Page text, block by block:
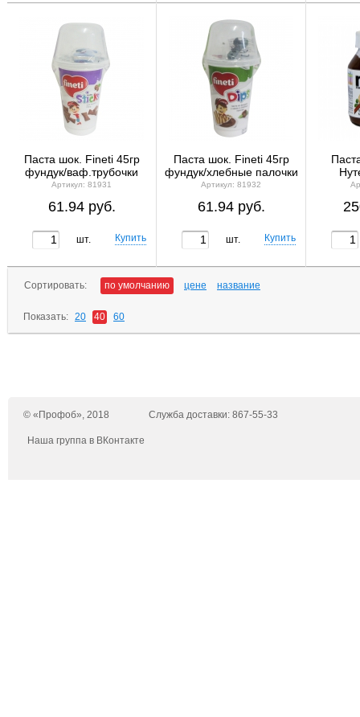
Паста шок. Fineti 45гр
фундук/ваф.трубочки
Артикул: 81931
61.94 руб.
шт.
Паста шок. Fineti 45гр
фундук/хлебные палочки
Артикул: 81932
61.94 руб.
шт.
Сортировать: по умолчанию цене название
Показать: 20 40 60
© «Профоб», 2018 Служба доставки: 867-55-33
Наша группа в ВКонтакте